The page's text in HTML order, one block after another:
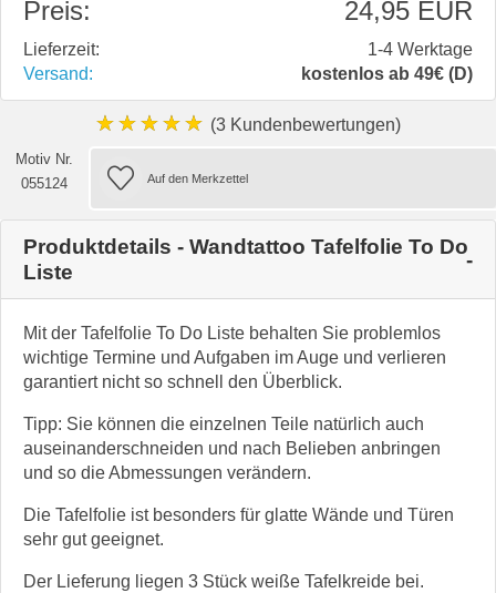
Preis: 24,95 EUR
Lieferzeit:
1-4 Werktage
Versand:
kostenlos ab 49€ (D)
★★★★★ (3 Kundenbewertungen)
Motiv Nr.
055124
Produktdetails - Wandtattoo Tafelfolie To Do
Liste
Mit der Tafelfolie To Do Liste behalten Sie problemlos
wichtige Termine und Aufgaben im Auge und verlieren
garantiert nicht so schnell den Überblick.
Tipp: Sie können die einzelnen Teile natürlich auch
auseinanderschneiden und nach Belieben anbringen
und so die Abmessungen verändern.
Die Tafelfolie ist besonders für glatte Wände und Türen
sehr gut geeignet.
Der Lieferung liegen 3 Stück weiße Tafelkreide bei.